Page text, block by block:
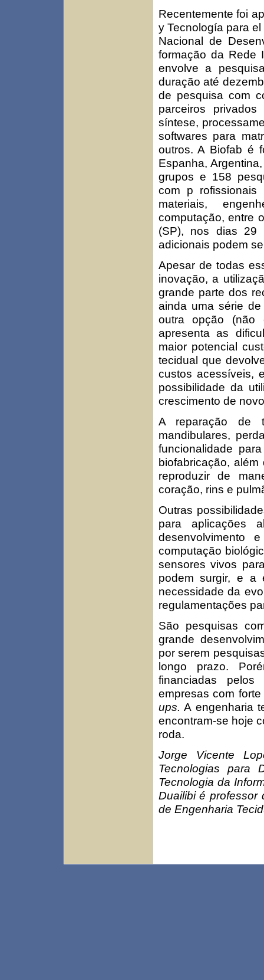
Recentemente foi
y Tecnología para
Nacional de
formação da Rede
envolve a
duração até
de pesquisa com
parceiros
síntese,
softwares para
outros. A Biofab é
Espanha,
grupos e 158
com p
materiais,
computação, entre
(SP), nos dias
adicionais podem
Apesar de todas
inovação, a
grande parte dos
ainda uma série
outra opção (não
apresenta as
maior potencial
tecidual que
custos acessíveis,
possibilidade da
crescimento de
A reparação de
mandibulares,
funcionalidade
biofabricação,
reproduzir de
coração, rins e
Outras
para aplicações
computação
sensores vivos
podem surgir, e a
necessidade da
regulamentações
São pesquisas
grande
por serem
longo prazo.
financiadas
empresas com
ups. A engenharia
encontram-se hoje
roda.
Jorge Vicente
Tecnologias para
Tecnologia da
Duailibi é professor
de Engenharia